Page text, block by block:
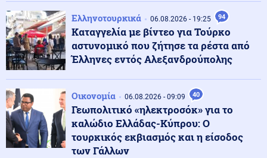
Υψηλός κίνδυνος πυρκαγιάς σήμερα σε Αττική, Κρήτη,
Πελοπόννησο, Εύβοια και νησιά του Αιγαίου
Μέση Ανατολή 07.08.2026 - 07:32
Το Ιράν κλείνει τα Στενά για ΗΠΑ και Ισραήλ – Στην
απόλυτη «παγίδα» του πολέμου ο Τραμπ
Κοινωνία 07.08.2026 - 07:26
«Κρανίου τόπος» το Πόρτο Γερμενό: 84 σπίτια στον
κατάλογο της κατεδάφισης – Πότε ξεκινούν οι
αιτήσεις
Ελληνοτουρκικά 06.08.2026 - 19:25 94
Καταγγελία με βίντεο για Τούρκο
αστυνομικό που ζήτησε τα ρέστα από
Έλληνες εντός Αλεξανδρούπολης
Οικονομία 06.08.2026 - 09:09 40
Γεωπολιτικό «ηλεκτροσόκ» για το
καλώδιο Ελλάδας-Κύπρου: Ο
τουρκικός εκβιασμός και η είσοδος
των Γάλλων